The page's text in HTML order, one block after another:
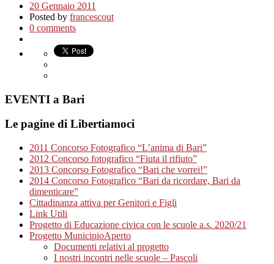
20 Gennaio 2011
Posted by francescout
0 comments
EVENTI a Bari
Le pagine di Libertiamoci
2011 Concorso Fotografico “L’anima di Bari”
2012 Concorso fotografico “Fiuta il rifiuto”
2013 Concorso Fotografico “Bari che vorrei!”
2014 Concorso Fotografico “Bari da ricordare, Bari da
dimenticare”
Cittadinanza attiva per Genitori e Figli
Link Utili
Progetto di Educazione civica con le scuole a.s. 2020/21
Progetto MunicipioAperto
Documenti relativi al progetto
I nostri incontri nelle scuole – Pascoli